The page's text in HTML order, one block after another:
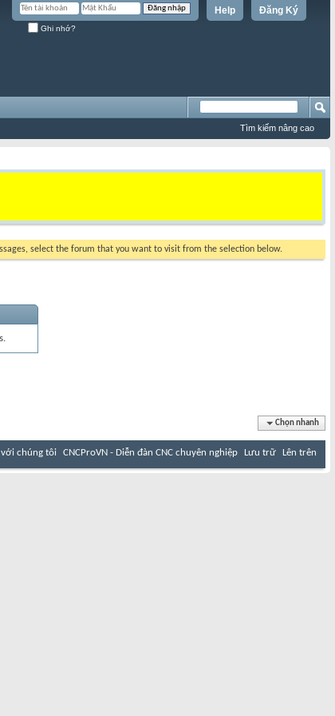
Đăng Ký
Help
Ghi nhớ?
Tìm kiếm nâng cao
select the forum that you want to visit from the selection below.
Chọn nhanh
với chúng tôi CNCProVN - Diễn đàn CNC chuyên nghiệp Lưu trữ Lên trên